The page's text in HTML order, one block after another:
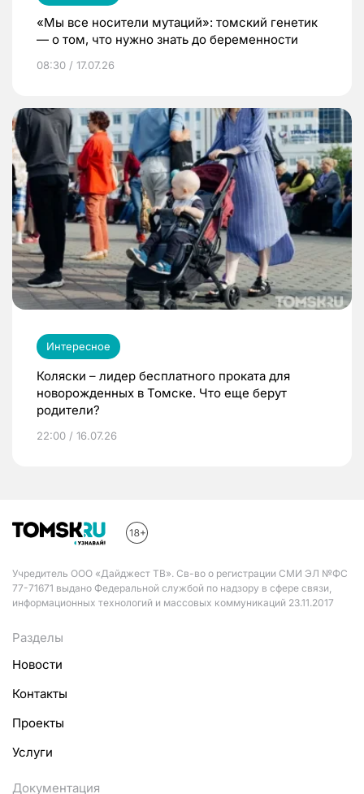
«Мы все носители мутаций»: томский генетик
— о том, что нужно знать до беременности
08:30 / 17.07.26
Интересное
Коляски – лидер бесплатного проката для
новорожденных в Томске. Что еще берут
родители?
22:00 / 16.07.26
Учредитель ООО «Дайджест ТВ». Св-во о регистрации СМИ ЭЛ №ФС
77-71671 выдано Федеральной службой по надзору в сфере связи,
информационных технологий и массовых коммуникаций 23.11.2017
Разделы
Новости
Контакты
Проекты
Услуги
Документация